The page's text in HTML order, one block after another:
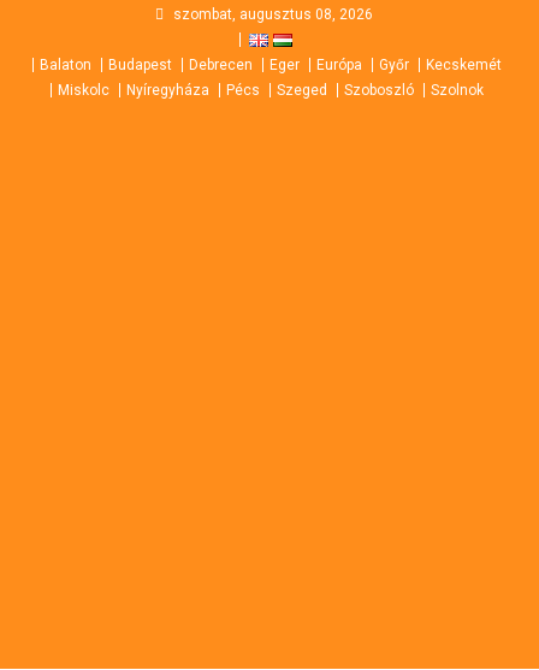
content
szombat, augusztus 08, 2026
Balaton Budapest Debrecen Eger Európa Győr
Kecskemét
Miskolc
Nyíregyháza Pécs Szeged Szoboszló Szolnok